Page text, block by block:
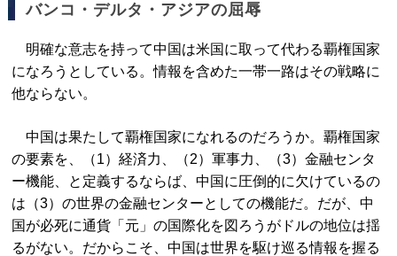
バンコ・デルタ・アジアの屈辱
明確な意志を持って中国は米国に取って代わる覇権国家
になろうとしている。情報を含めた一帯一路はその戦略に
他ならない。
中国は果たして覇権国家になれるのだろうか。覇権国家
の要素を、（1）経済力、（2）軍事力、（3）金融センタ
ー機能、と定義するならば、中国に圧倒的に欠けているの
は（3）の世界の金融センターとしての機能だ。だが、中
国が必死に通貨「元」の国際化を図ろうがドルの地位は揺
るがない。だからこそ、中国は世界を駆け巡る情報を握る